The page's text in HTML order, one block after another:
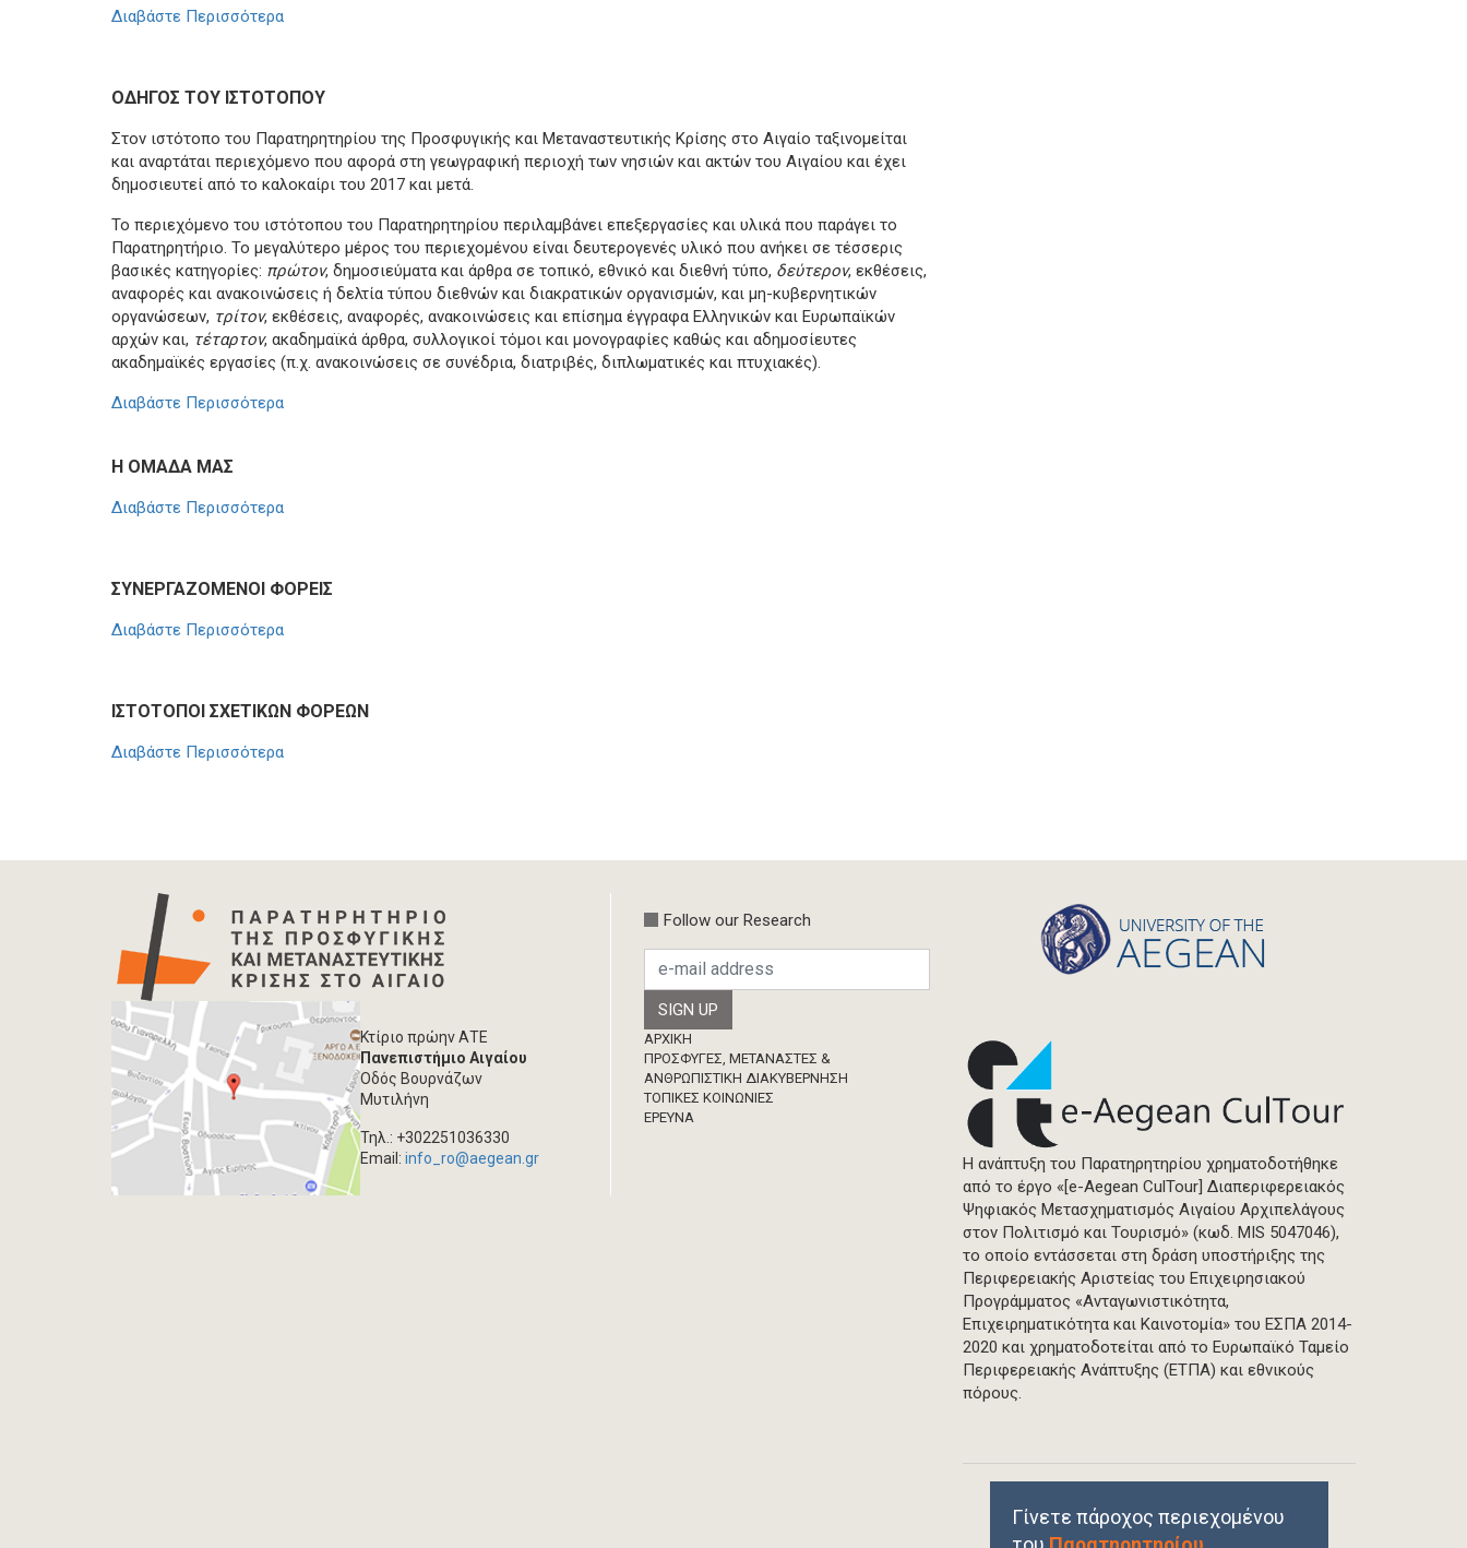
Διαβάστε Περισσότερα
ΟΔΗΓΟΣ ΤΟΥ ΙΣΤΟΤΟΠΟΥ
Στον ιστότοπο του Παρατηρητηρίου της Προσφυγικής και Μεταναστευτικής Κρίσης στο Αιγαίο ταξινομείται
και αναρτάται περιεχόμενο που αφορά στη γεωγραφική περιοχή των νησιών και ακτών του Αιγαίου και έχει
δημοσιευτεί από το καλοκαίρι του 2017 και μετά.
Το περιεχόμενο του ιστότοπου του Παρατηρητηρίου περιλαμβάνει επεξεργασίες και υλικά που παράγει το
Παρατηρητήριο. Το μεγαλύτερο μέρος του περιεχομένου είναι δευτερογενές υλικό που ανήκει σε τέσσερις
βασικές κατηγορίες: πρώτον, δημοσιεύματα και άρθρα σε τοπικό, εθνικό και διεθνή τύπο, δεύτερον, εκθέσεις,
αναφορές και ανακοινώσεις ή δελτία τύπου διεθνών και διακρατικών οργανισμών, και μη-κυβερνητικών
οργανώσεων, τρίτον, εκθέσεις, αναφορές, ανακοινώσεις και επίσημα έγγραφα Ελληνικών και Ευρωπαϊκών
αρχών και, τέταρτον, ακαδημαϊκά άρθρα, συλλογικοί τόμοι και μονογραφίες καθώς και αδημοσίευτες
ακαδημαϊκές εργασίες (π.χ. ανακοινώσεις σε συνέδρια, διατριβές, διπλωματικές και πτυχιακές).
Διαβάστε Περισσότερα
Η ΟΜΑΔΑ ΜΑΣ
Διαβάστε Περισσότερα
ΣΥΝΕΡΓΑΖΟΜΕΝΟΙ ΦΟΡΕΙΣ
Διαβάστε Περισσότερα
ΙΣΤΟΤΟΠΟΙ ΣΧΕΤΙΚΩΝ ΦΟΡΕΩΝ
Διαβάστε Περισσότερα
Κτίριο πρώην ΑΤΕ
Πανεπιστήμιο Αιγαίου
Οδός Βουρνάζων
Μυτιλήνη
Τηλ.: +302251036330
Email:info_ro@aegean.gr
Follow our Research
Footer
ΑΡΧΙΚΗ
ΠΡΟΣΦΥΓΕΣ, ΜΕΤΑΝΑΣΤΕΣ &
ΑΝΘΡΩΠΙΣΤΙΚΗ ΔΙΑΚΥΒΕΡΝΗΣΗ
ΤΟΠΙΚΕΣ ΚΟΙΝΩΝΙΕΣ
ΈΡΕΥΝΑ
Η ανάπτυξη του Παρατηρητηρίου χρηματοδοτήθηκε
από το έργο «[e-Aegean CulTour] Διαπεριφερειακός
Ψηφιακός Μετασχηματισμός Αιγαίου Αρχιπελάγους
στον Πολιτισμό και Τουρισμό» (κωδ. MIS 5047046),
το οποίο εντάσσεται στη δράση υποστήριξης της
Περιφερειακής Αριστείας του Επιχειρησιακού
Προγράμματος «Ανταγωνιστικότητα,
Επιχειρηματικότητα και Καινοτομία» του ΕΣΠΑ 2014-
2020 και χρηματοδοτείται από το Ευρωπαϊκό Ταμείο
Περιφερειακής Ανάπτυξης (ΕΤΠΑ) και εθνικούς
πόρους.
Γίνετε πάροχος περιεχομένου